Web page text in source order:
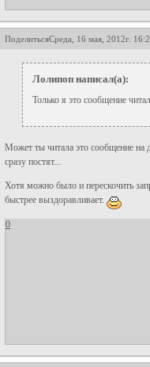
ПоделитьсяСреда, 16 мая, 2012г.
Лолипоп написал(а):
Только я это сообщение
Может ты читала это сообщение на
сразу постят...
Хотя можно было и перескочить
быстрее выздоравливает.
0